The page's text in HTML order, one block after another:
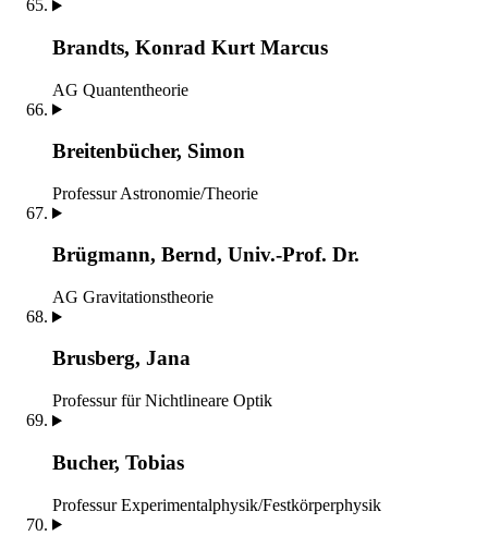
Brandts, Konrad Kurt Marcus
AG Quantentheorie
Breitenbücher, Simon
Professur Astronomie/Theorie
Brügmann, Bernd, Univ.-Prof. Dr.
AG Gravitationstheorie
Brusberg, Jana
Professur für Nichtlineare Optik
Bucher, Tobias
Professur Experimentalphysik/Festkörperphysik